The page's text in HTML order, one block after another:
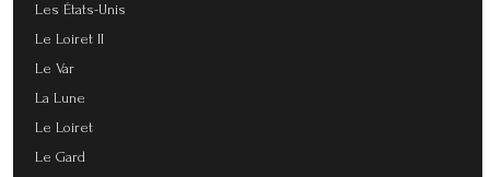
Les États-Unis
Le Loiret II
Le Var
La Lune
Le Loiret
Le Gard